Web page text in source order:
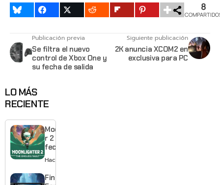
8
Publicación previa
Se filtra el nuevo
control de Xbox One y
su fecha de salida
Siguiente publicación
2K anuncia XCOM2 en
exclusiva para PC
LO MÁS
RECIENTE
Moonlighte
r 2 ya tiene
fecha y
puedes
quedarte
gratis con
el primero
Hace 1 día
Final